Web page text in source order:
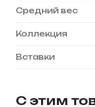
Средний вес
Коллекция
Вставки
С этим